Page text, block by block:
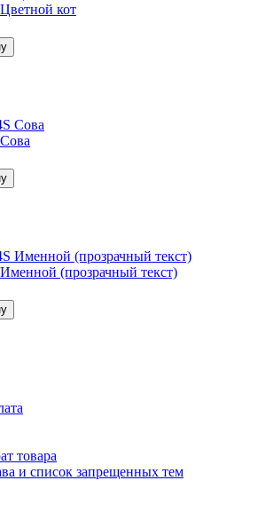
кот
(прозрачный текст)
товара
и список запрещенных тем